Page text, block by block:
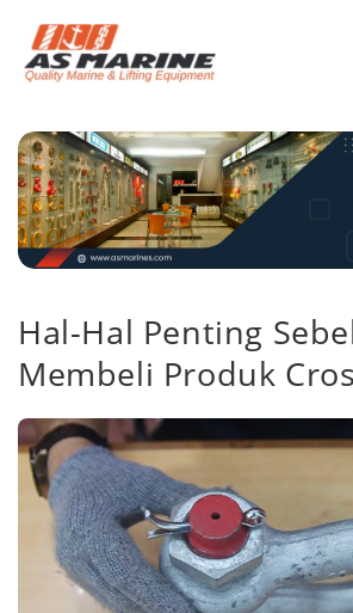
Hal-Hal Penting
Membeli Produk